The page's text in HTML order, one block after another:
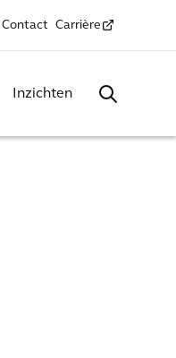
Contact Carrière
Inzichten